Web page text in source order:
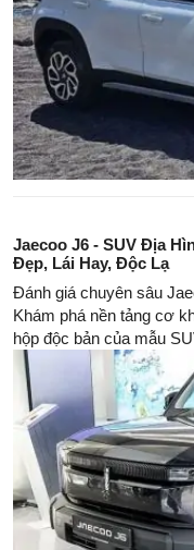
Jaecoo J6 - SUV Địa
Đẹp, Lái Hay, Độc Lạ
Đánh giá chuyên sâu
Khám phá nền tảng cơ
hộp độc bản của mẫu